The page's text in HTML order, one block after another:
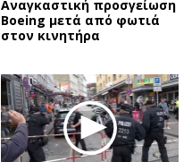
Αναγκαστική προσγείωση
Boeing μετά από φωτιά
στον κινητήρα